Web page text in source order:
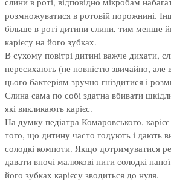
розмножуватися в ротовій порожнині.
більше в роті дитини слини, тим менше
карієсу на його зубках.
В сухому повітрі дитині важче дихати,
пересихають (не повністю звичайно, але
цього бактеріям зручно гніздитися і
Слина сама по собі здатна вбивати
які викликають карієс.
На думку педіатра Комаровського,
того, що дитину часто годують і дають
солодкі компоти. Якщо дотримуватися
давати вночі малюкові пити солодкі
його зубках карієсу зводиться до нуля.